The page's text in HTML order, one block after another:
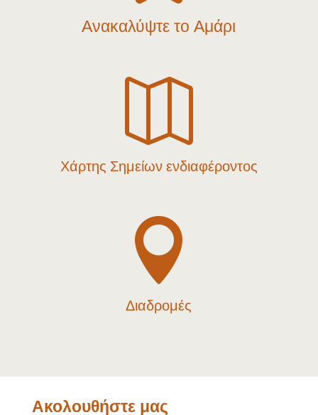
Ανακαλύψτε το Αμάρι

Χάρτης Σημείων ενδιαφέροντος

Διαδρομές
Ακολουθήστε μας